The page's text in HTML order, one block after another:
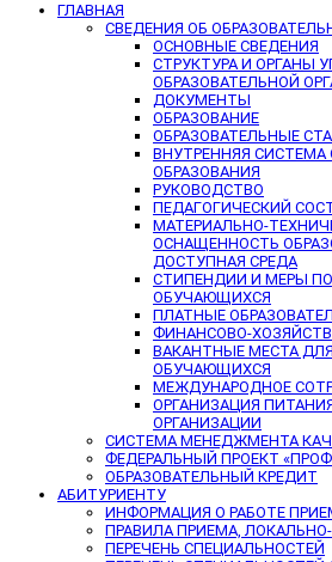
ГЛАВНАЯ
СВЕДЕНИЯ ОБ
ОСНОВНЫЕ СВЕДЕНИЯ
СТРУКТУРА И ОРГАНЫ
ОБРАЗОВАТЕЛЬНОЙ
ДОКУМЕНТЫ
ОБРАЗОВАНИЕ
ОБРАЗОВАТЕЛЬНЫЕ
ВНУТРЕННЯЯ СИСТЕМА
ОБРАЗОВАНИЯ
РУКОВОДСТВО
ПЕДАГОГИЧЕСКИЙ
МАТЕРИАЛЬНО-
ОСНАЩЕННОСТЬ
ДОСТУПНАЯ СРЕДА
СТИПЕНДИИ И МЕРЫ
ОБУЧАЮЩИХСЯ
ПЛАТНЫЕ
ФИНАНСОВО-
ВАКАНТНЫЕ МЕСТА
ОБУЧАЮЩИХСЯ
МЕЖДУНАРОДНОЕ
ОРГАНИЗАЦИЯ
ОРГАНИЗАЦИИ
СИСТЕМА МЕНЕДЖМЕНТА
ФЕДЕРАЛЬНЫЙ ПРОЕКТ
ОБРАЗОВАТЕЛЬНЫЙ КРЕДИТ
АБИТУРИЕНТУ
ИНФОРМАЦИЯ О РАБОТЕ
ПРАВИЛА ПРИЕМА,
ПЕРЕЧЕНЬ СПЕЦИАЛЬНОСТЕЙ